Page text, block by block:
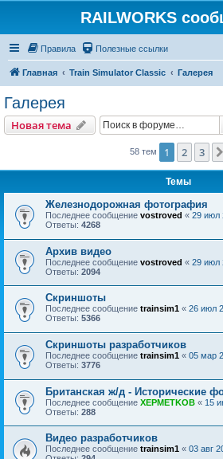
RAILWORKS
Правила Полезные ссылки
Главная Train Simulator Classic Галерея
Галерея
Новая тема
58 тем 1 2 3
Темы
Железнодорожная фотография
Последнее сообщение vostroved « 29 июл
Ответы: 4268
Архив видео
Последнее сообщение vostroved « 29 июл
Ответы: 2094
Скриншоты
Последнее сообщение trainsim1 « 26 июл
Ответы: 5366
Скриншоты разработчиков
Последнее сообщение trainsim1 « 05 мар
Ответы: 3776
Британская ж/д - Исторические
Последнее сообщение XEPMETKOB « 15
Ответы: 288
Видео разработчиков
Последнее сообщение trainsim1 « 03 авг